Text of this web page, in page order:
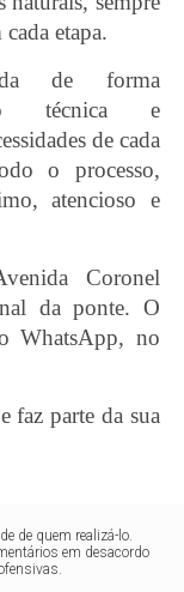
etapa.
de forma
técnica e
de cada
o processo,
atencioso e
Coronel
da ponte. O
WhatsApp, no
faz parte da sua
de quem realizá-lo.
em desacordo